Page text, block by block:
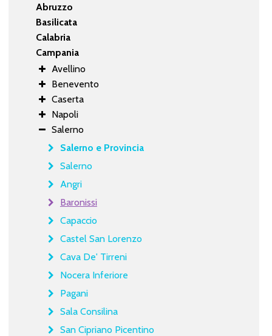
Abruzzo
Basilicata
Calabria
Campania
Avellino
Benevento
Caserta
Napoli
Salerno
Salerno e Provincia
Salerno
Angri
Baronissi
Capaccio
Castel San Lorenzo
Cava De' Tirreni
Nocera Inferiore
Pagani
Sala Consilina
San Cipriano Picentino